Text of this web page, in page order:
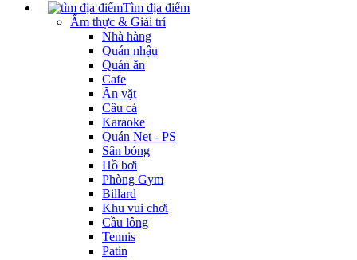
Tìm địa điểm
Ẩm thực & Giải trí
Nhà hàng
Quán nhậu
Quán ăn
Cafe
Ăn vặt
Câu cá
Karaoke
Quán Net - PS
Sân bóng
Hồ bơi
Phòng Gym
Billard
Khu vui chơi
Cầu lông
Tennis
Patin